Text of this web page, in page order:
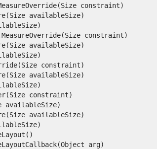
constraint)
availableSize)
constraint)
availableSize)
constraint)
availableSize)
constraint)
availableSize)
availableSize)
arg)